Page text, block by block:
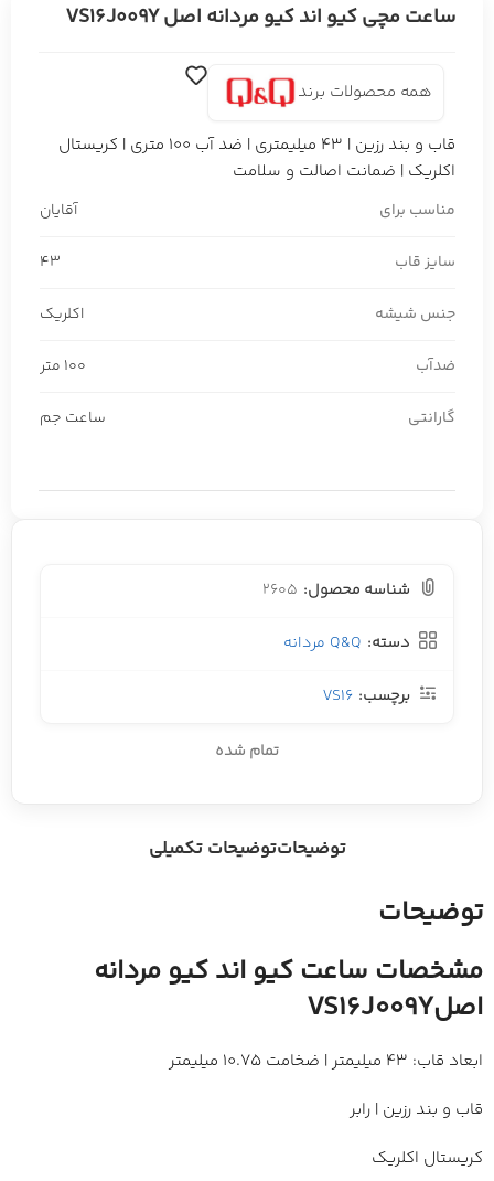
ساعت مچی کیو اند کیو مردانه اصل VS16J009Y
همه محصولات برند
قاب و بند رزین | 43 میلیمتری | ضد آب 100 متری | کریستال
اکلریک | ضمانت اصالت و سلامت
مناسب برای آقایان
سایز قاب 43
جنس شیشه اکلریک
ضدآب 100 متر
گارانتی ساعت جم
شناسه محصول: 2605
دسته: Q&Q مردانه
برچسب: VS16
تمام شده
توضیحاتتوضیحات تکمیلی
توضیحات
مشخصات ساعت کیو اند کیو مردانه
اصلVS16J009Y
ابعاد قاب: 43 میلیمتر | ضخامت 10.75 میلیمتر
قاب و بند رزین | رابر
کریستال اکلریک